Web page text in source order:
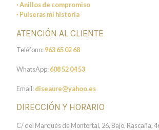
· Anillos de compromiso
· Pulseras mi historia
ATENCIÓN AL CLIENTE
Teléfono:963 65 02 68
WhatsApp:608 52 04 53
Email:diseaure@yahoo.es
DIRECCIÓN Y HORARIO
C/ del Marqués de Montortal, 26, Bajo, Rascaña,